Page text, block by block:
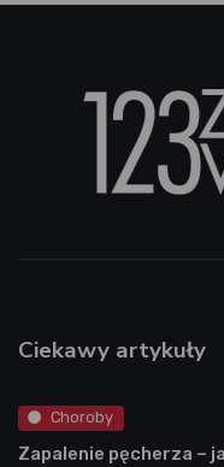
Ciekawy artykuły
Choroby
Zapalenie pęcherza –